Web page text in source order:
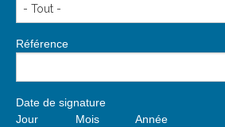
Référence
Date de signature
Jour
Mois Année